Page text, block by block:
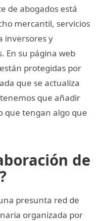
de abogados está
mercantil, servicios
inversores y
En su página web
protegidas por
que se actualiza
que añadir
que tengan algo que
de
presunta red de
organizada por